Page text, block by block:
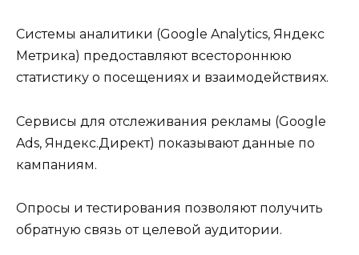
Системы аналитики (Google Analytics, Яндекс
Метрика) предоставляют всестороннюю
статистику о посещениях и взаимодействиях.
Сервисы для отслеживания рекламы (Google
Ads, Яндекс.Директ) показывают данные по
кампаниям.
Опросы и тестирования позволяют получить
обратную связь от целевой аудитории.